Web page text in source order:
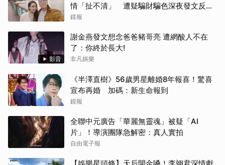
情「扯不清」 遭疑騙財騙色深夜發文反
擊：誰能對我辣手摧花
鏡報
影音
謝金燕發文想念爸爸豬哥亮 遭網酸人不在
了：你終於長大!
非凡娛樂
《半澤直樹》56歲男星離婚8年報喜！驚喜
宣布再婚 加碼：新生命報到
鏡報
全聯中元廣告「華麗無靈魂」被疑「AI
片」！導演團隊急解密：真人實拍
自由電子報
【娛樂星頭條】天后開金嗓！李翊君深情獻